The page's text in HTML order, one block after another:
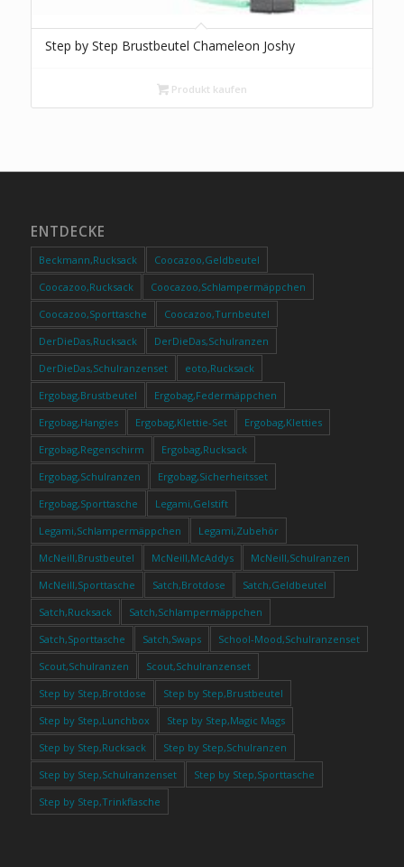
Step by Step Brustbeutel Chameleon Joshy
Produkt kaufen
ENTDECKE
Beckmann,Rucksack
Coocazoo,Geldbeutel
Coocazoo,Rucksack
Coocazoo,Schlampermäppchen
Coocazoo,Sporttasche
Coocazoo,Turnbeutel
DerDieDas,Rucksack
DerDieDas,Schulranzen
DerDieDas,Schulranzenset
eoto,Rucksack
Ergobag,Brustbeutel
Ergobag,Federmäppchen
Ergobag,Hangies
Ergobag,Klettie-Set
Ergobag,Kletties
Ergobag,Regenschirm
Ergobag,Rucksack
Ergobag,Schulranzen
Ergobag,Sicherheitsset
Ergobag,Sporttasche
Legami,Gelstift
Legami,Schlampermäppchen
Legami,Zubehör
McNeill,Brustbeutel
McNeill,McAddys
McNeill,Schulranzen
McNeill,Sporttasche
Satch,Brotdose
Satch,Geldbeutel
Satch,Rucksack
Satch,Schlampermäppchen
Satch,Sporttasche
Satch,Swaps
School-Mood,Schulranzenset
Scout,Schulranzen
Scout,Schulranzenset
Step by Step,Brotdose
Step by Step,Brustbeutel
Step by Step,Lunchbox
Step by Step,Magic Mags
Step by Step,Rucksack
Step by Step,Schulranzen
Step by Step,Schulranzenset
Step by Step,Sporttasche
Step by Step,Trinkflasche